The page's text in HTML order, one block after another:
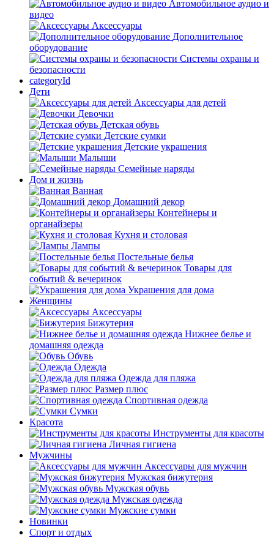
Автомобильное аудио и
видео
Аксессуары
Дополнительное
оборудование
Системы охраны и
безопасности
categoryId
Дети
Аксессуары для детей
Девочки
Детская обувь
Детские сумки
Детские украшения
Малыши
Семейные наряды
Дом и жизнь
Ванная
Домашний декор
Контейнеры и
органайзеры
Кухня и столовая
Лампы
Постельные белья
Товары для
событий & вечеринок
Украшения для дома
Женщины
Аксессуары
Бижутерия
Нижнее белье и
домашняя одежда
Обувь
Одежда
Одежда для пляжа
Размер плюс
Спортивная одежда
Сумки
Красота
Инструменты для красоты
Личная гигиена
Мужчины
Аксессуары для мужчин
Мужская бижутерия
Мужская обувь
Мужская одежда
Мужские сумки
Новинки
Спорт и отдых